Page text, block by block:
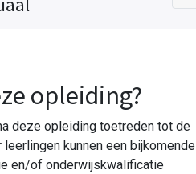
opleiding?
deze opleiding toetreden tot de
kunnen een bijkomende
en/of onderwijskwalificatie